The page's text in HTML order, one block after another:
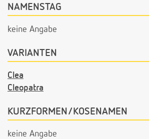
NAMENSTAG
keine Angabe
VARIANTEN
Clea
Cleopatra
KURZFORMEN/KOSENAMEN
keine Angabe